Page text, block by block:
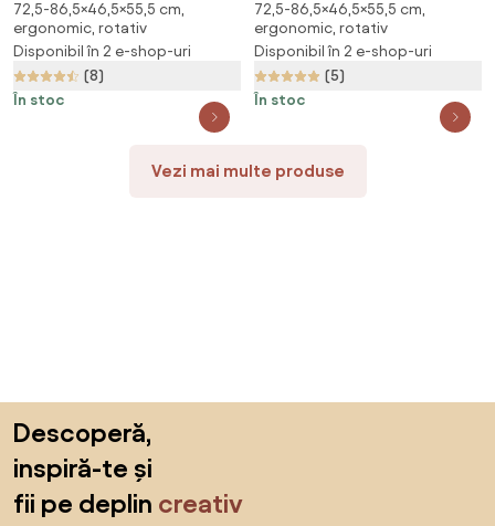
bordeaux
72,5-86,5×46,5×55,5 cm,
ergonomic, rotativ
Disponibil în 2 e-shop-uri
(8)
În stoc
maro deschis
72,5-86,5×46,5×55,5 cm,
ergonomic, rotativ
Disponibil în 2 e-shop-uri
(5)
În stoc
Vezi mai multe produse
Descoperă,
inspiră-te și
fii pe deplin creativ